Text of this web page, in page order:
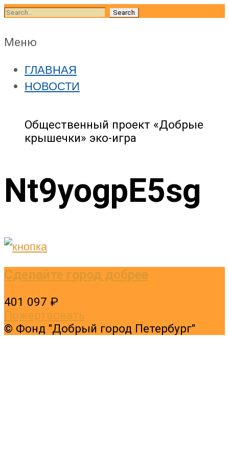
Skip
content
Search
Меню
content
ГЛАВНАЯ
НОВОСТИ
Общественный проект «Добрые
крышечки» эко-игра
Nt9yogpE5sg
Сделайте город добрее
401 097 ₽
Пожертвовать
© Фонд "Добрый город Петербург"